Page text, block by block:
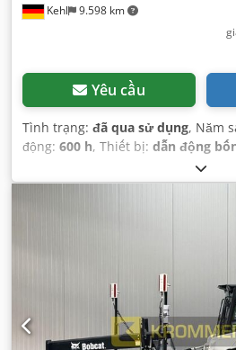
Kehl 9.598 km
Yêu cầu
Tình trạng: đã qua sử dụng, Năm
động: 600 h, Thiết bị: dẫn động